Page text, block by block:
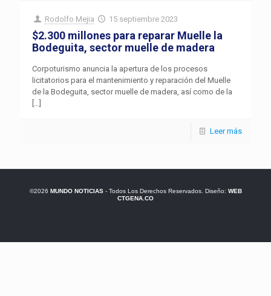
Rodolfo Mejia 15 septiembre 2023
$2.300 millones para reparar Muelle la
Bodeguita, sector muelle de madera
Corpoturismo anuncia la apertura de los procesos
licitatorios para el mantenimiento y reparación del Muelle
de la Bodeguita, sector muelle de madera, así como de la
[…]
Leer más
©2026 MUNDO NOTICIAS- Todos Los Derechos Reservados. Diseño: WEB
CTGENA.CO